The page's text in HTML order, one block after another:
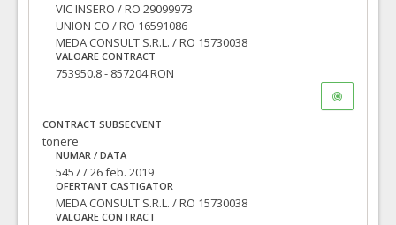
VIC INSERO / RO 29099973
UNION CO / RO 16591086
MEDA CONSULT S.R.L. / RO 15730038
VALOARE CONTRACT
753950.8 - 857204 RON
CONTRACT SUBSECVENT
tonere
NUMAR / DATA
5457 / 26 feb. 2019
OFERTANT CASTIGATOR
MEDA CONSULT S.R.L. / RO 15730038
VALOARE CONTRACT